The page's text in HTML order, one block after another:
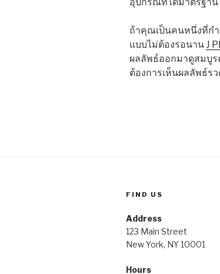
ถ้าคุณเป็นคนหนึ่งที่กำ
แบบไม่ต้องรอนาน J
ผลลัพธ์ออกมาดูสมบูร
ต้องการเห็นผลลัพธ์ร
FIND US
Address
123 Main Street
New York, NY 10001
Hours